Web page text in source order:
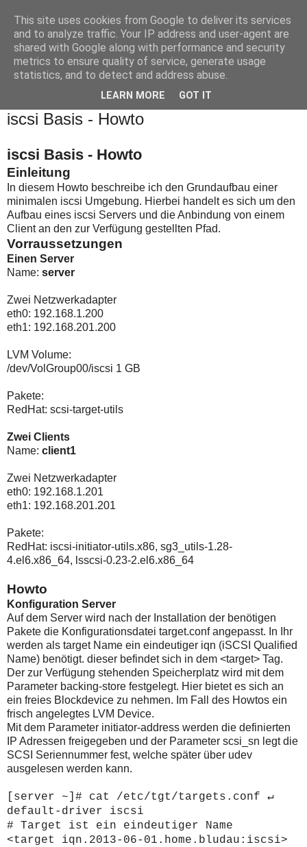
OpenSource Blog / Thomas
Bludau
iscsi Basis - Howto
iscsi Basis - Howto
Einleitung
In diesem Howto beschreibe ich den Grundaufbau einer
minimalen iscsi Umgebung. Hierbei handelt es sich um den
Aufbau eines iscsi Servers und die Anbindung von einem
Client an den zur Verfügung gestellten Pfad.
Vorraussetzungen
Einen Server
Name: server
Zwei Netzwerkadapter
eth0: 192.168.1.200
eth1: 192.168.201.200
LVM Volume:
/dev/VolGroup00/iscsi 1 GB
Pakete:
RedHat: scsi-target-utils
Zwei Clients
Name: client1
Zwei Netzwerkadapter
eth0: 192.168.1.201
eth1: 192.168.201.201
Pakete:
RedHat: iscsi-initiator-utils.x86, sg3_utils-1.28-
4.el6.x86_64, lsscsi-0.23-2.el6.x86_64
Howto
Konfiguration Server
Auf dem Server wird nach der Installation der benötigen
Pakete die Konfigurationsdatei target.conf angepasst. In Ihr
werden als target Name ein eindeutiger iqn (iSCSI Qualified
Name) benötigt. dieser befindet sich in dem <target> Tag.
Der zur Verfügung stehenden Speicherplatz wird mit dem
Parameter backing-store festgelegt. Hier bietet es sich an
ein freies Blockdevice zu nehmen. Im Fall des Howtos ein
frisch angelegtes LVM Device.
Mit dem Parameter initiator-address werden die definierten
IP Adressen freigegeben und der Parameter scsi_sn legt die
SCSI Seriennummer fest, welche später über udev
ausgelesen werden kann.
[server ~]# cat /etc/tgt/targets.conf ↵
default-driver iscsi
# Target ist ein eindeutiger Name
<target iqn.2013-06-01.home.bludau:iscsi>
This site uses cookies from Google to deliver its services
and to analyze traffic. Your IP address and user-agent are
shared with Google along with performance and security
metrics to ensure quality of service, generate usage
statistics, and to detect and address abuse.
LEARN MORE GOT IT